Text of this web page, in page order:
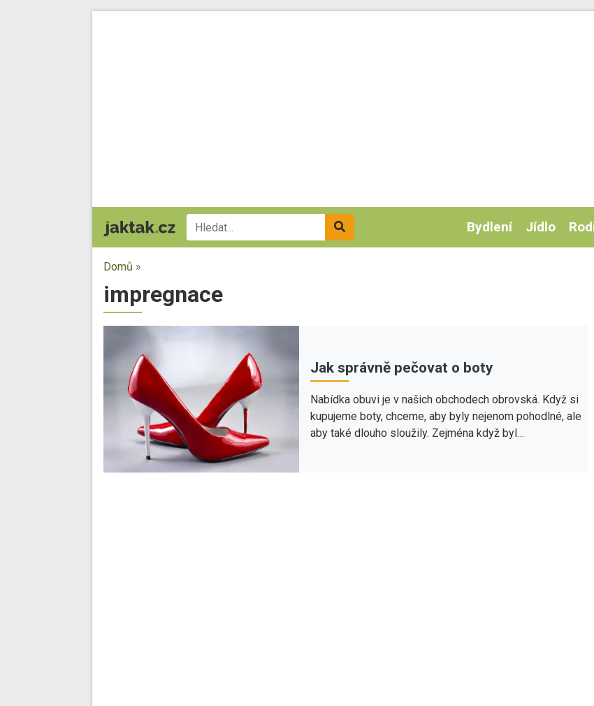
Bydlení Jídlo
Domů »
impregnace
Jak správně pečovat o boty
Nabídka obuvi je v našich obchodech obrovská. Když si
kupujeme boty, chceme, aby byly nejenom pohodlné, ale
aby také dlouho sloužily. Zejména když byl…